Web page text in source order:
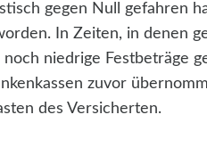
gegen Null gefahren
In Zeiten, in denen
noch niedrige Festbeträge
zuvor
des Versicherten.